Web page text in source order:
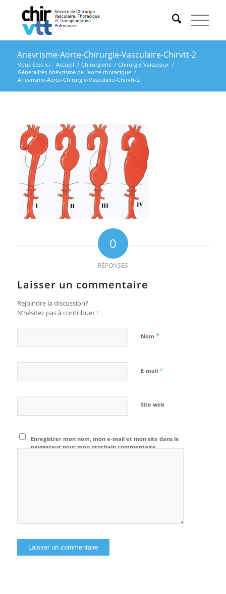
Anevrisme-Aorte-Chirurgie-Vasculaire-Chirvtt-2
Vous êtes ici : Accueil / Chirurgiens / Chirurgie Vaisseaux /
Généralités Anévrisme de l’aorte thoracique /
Anevrisme-Aorte-Chirurgie-Vasculaire-Chirvtt-2
0
RÉPONSES
Laisser un commentaire
Rejoindre la discussion?
N’hésitez pas à contribuer !
Nom *
E-mail *
Site web
Enregistrer mon nom, mon e-mail et mon site dans le
navigateur pour mon prochain commentaire.